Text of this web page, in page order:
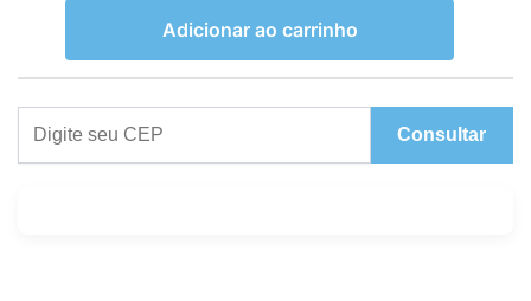
Adicionar ao carrinho
Consultar